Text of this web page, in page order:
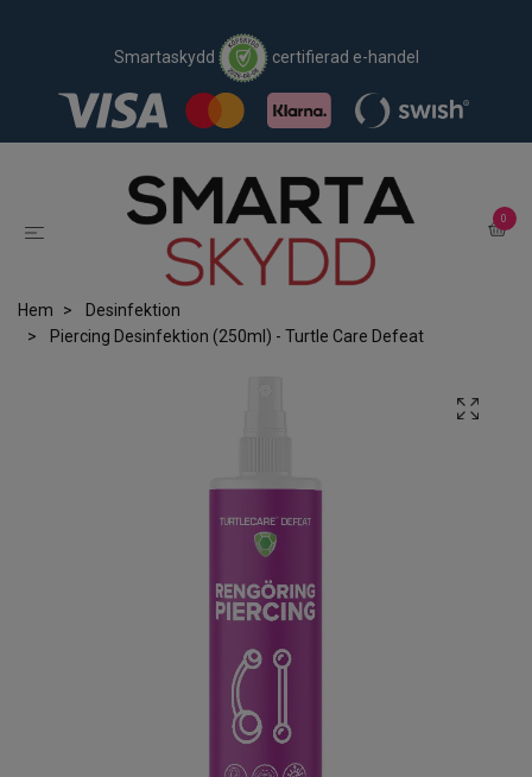
Smartaskydd certifierad e-handel
0
Hem
Desinfektion
Piercing Desinfektion (250ml) - Turtle Care Defeat